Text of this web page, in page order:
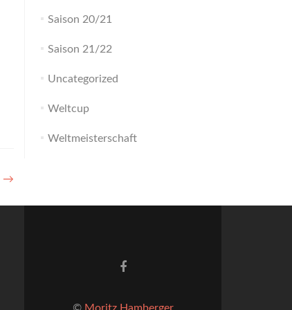
→
Saison 20/21
Saison 21/22
Uncategorized
Weltcup
Weltmeisterschaft
Facebook-